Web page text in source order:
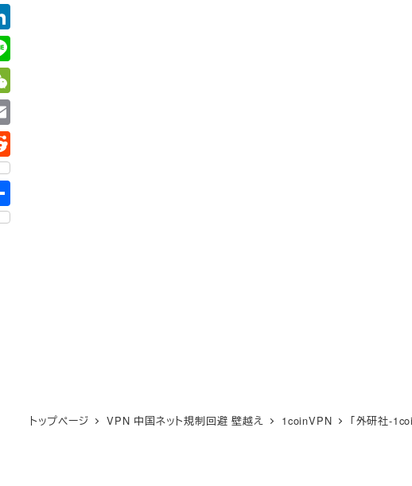
動
トップページ VPN 中国ネット規制回避 壁越え 1coinVPN 「外研社-